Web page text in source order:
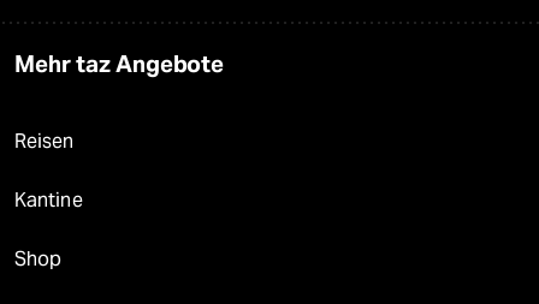
Mehr taz Angebote
Reisen
Kantine
Shop